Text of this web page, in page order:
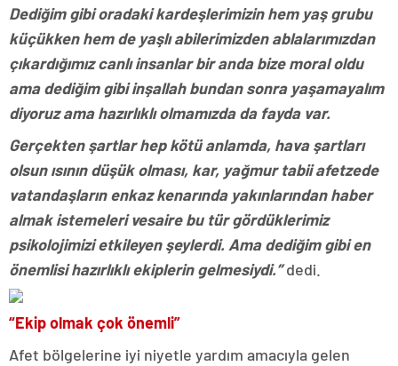
Dediğim gibi oradaki kardeşlerimizin hem yaş grubu
küçükken hem de yaşlı abilerimizden ablalarımızdan
çıkardığımız canlı insanlar bir anda bize moral oldu
ama dediğim gibi inşallah bundan sonra yaşamayalım
diyoruz ama hazırlıklı olmamızda da fayda var.
Gerçekten şartlar hep kötü anlamda, hava şartları
olsun ısının düşük olması, kar, yağmur tabii afetzede
vatandaşların enkaz kenarında yakınlarından haber
almak istemeleri vesaire bu tür gördüklerimiz
psikolojimizi etkileyen şeylerdi. Ama dediğim gibi en
önemlisi hazırlıklı ekiplerin gelmesiydi.”dedi.
“Ekip olmak çok önemli”
Afet bölgelerine iyi niyetle yardım amacıyla gelen